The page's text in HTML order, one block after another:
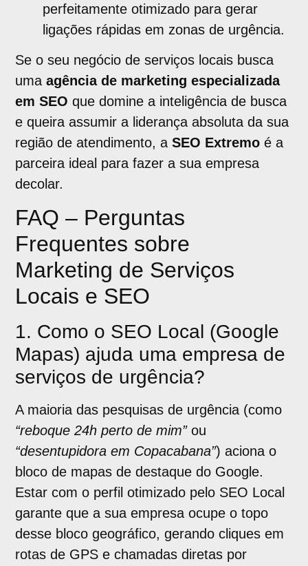
perfeitamente otimizado para gerar
ligações rápidas em zonas de urgência.
Se o seu negócio de serviços locais busca
uma agência de marketing especializada
em SEO que domine a inteligência de busca
e queira assumir a liderança absoluta da sua
região de atendimento, a SEO Extremo é a
parceira ideal para fazer a sua empresa
decolar.
FAQ – Perguntas
Frequentes sobre
Marketing de Serviços
Locais e SEO
1. Como o SEO Local (Google
Mapas) ajuda uma empresa de
serviços de urgência?
A maioria das pesquisas de urgência (como
“reboque 24h perto de mim”ou
“desentupidora em Copacabana”) aciona o
bloco de mapas de destaque do Google.
Estar com o perfil otimizado pelo SEO Local
garante que a sua empresa ocupe o topo
desse bloco geográfico, gerando cliques em
rotas de GPS e chamadas diretas por